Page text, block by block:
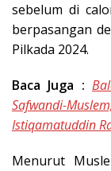
sebelum di
berpasangan
Pilkada 2024.
Baca Juga :
Safwandi-
Istiqamatuddin
Menurut